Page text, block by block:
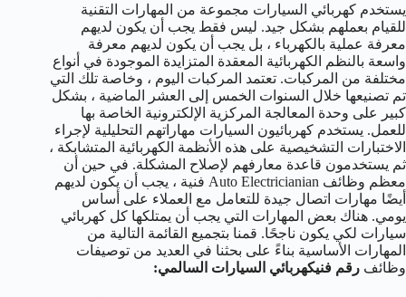
يستخدم كهربائي السيارات مجموعة من المهارات التقنية
للقيام بعملهم بشكل جيد. ليس فقط يجب أن يكون لديهم
معرفة عملية بالكهرباء ، بل يجب أن يكون لديهم معرفة
واسعة بالنظم الكهربائية المعقدة المتزايدة الموجودة في أنواع
مختلفة من المركبات. تعتمد المركبات اليوم ، وخاصة تلك التي
تم تصنيعها خلال السنوات الخمس إلى العشر الماضية ، بشكل
كبير على وحدة المعالجة المركزية الإلكترونية الخاصة بها
للعمل. يستخدم كهربائيون السيارات مهاراتهم التحليلية لإجراء
الاختبارات التشخيصية على هذه الأنظمة الكهربائية المتشابكة ،
ثم يستخدمون قاعدة معارفهم لإصلاح المشكلة. في حين أن
معظم وظائف Auto Electricianian فنية ، يجب أن يكون لديهم
أيضًا مهارات اتصال جيدة للتعامل مع العملاء على أساس
يومي. هناك بعض المهارات التي يجب أن يمتلكها كل كهربائي
سيارات لكي يكون ناجحًا. قمنا بتجميع القائمة التالية من
المهارات الأساسية بناءً على بحثنا في العديد من توصيفات
وظائف رقم فنيكهربائي السيارات السالمي: